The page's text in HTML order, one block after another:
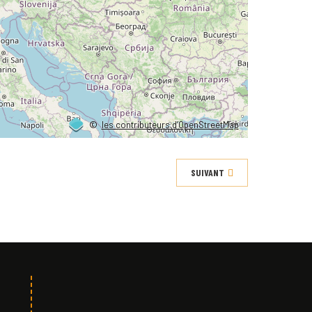
©les contributeurs d’OpenStreetMap
SUIVANT